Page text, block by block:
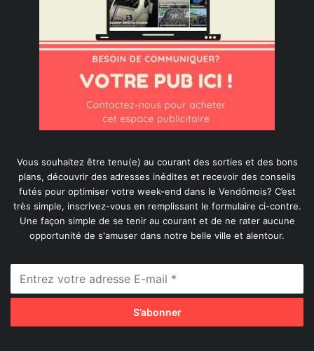
Vous souhaitez être tenu(e) au courant des sorties et des bons
plans, découvrir des adresses inédites et recevoir des conseils
futés pour optimiser votre week-end dans le Vendômois? C’est
très simple, inscrivez-vous en remplissant le formulaire ci-contre.
Une façon simple de se tenir au courant et de ne rater aucune
opportunité de s'amuser dans notre belle ville et alentour.